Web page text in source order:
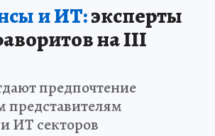
и ИТ:эксперты
на III
предпочтение
представителям
ИТ секторов